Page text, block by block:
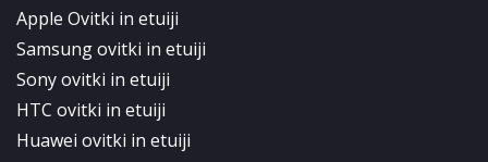
Apple Ovitki in etuiji
Samsung ovitki in etuiji
Sony ovitki in etuiji
HTC ovitki in etuiji
Huawei ovitki in etuiji